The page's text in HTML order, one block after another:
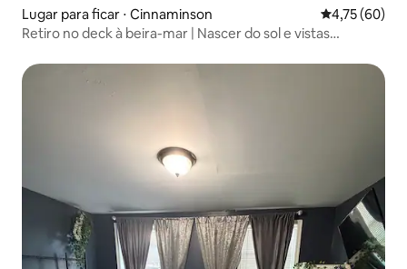
Lugar para ficar ⋅ Cinnaminson 4,75 de uma
4,75 (60)
Retiro no deck à beira-mar | Nascer do sol e vistas